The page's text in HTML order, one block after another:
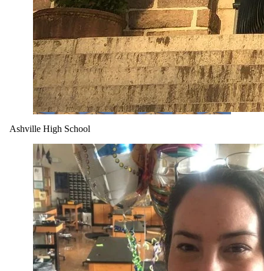
Ashville High School